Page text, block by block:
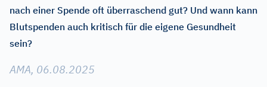
nach einer Spende oft überraschend gut? Und wann kann
Blutspenden auch kritisch für die eigene Gesundheit
sein?
AMA, 06.08.2025